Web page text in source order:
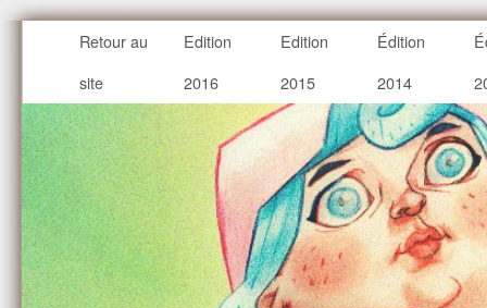
Retour au
site
Edition
2016
Edition
2015
Édition
2014